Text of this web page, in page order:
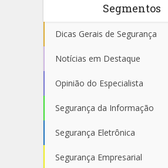
Segmentos
Dicas Gerais de Segurança
Notícias em Destaque
Opinião do Especialista
Segurança da Informação
Segurança Eletrônica
Segurança Empresarial